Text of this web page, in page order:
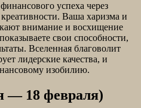
успеха через
Ваша харизма и
внимание и восхищение
свои способности,
Вселенная благоволит
лидерские качества, и
изобилию.
— 18 февраля)